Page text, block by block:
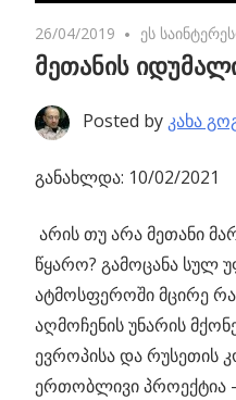
26/04/2019 No
ეს
მეთანის
Posted by კახა
განახლდა: 10/02/2021
არის თუ არა მეთანი
წყარო? გამოცანა
ატმოსფეროში მცირე
აღმოჩენის უნარის
ევროპისა და რუსეთის
ერთობლივი პროექტია